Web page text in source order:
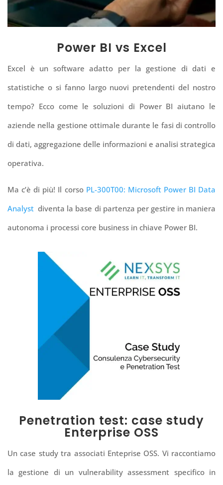
Power BI vs Excel
Excel è un software adatto per la gestione di dati e
statistiche o si fanno largo nuovi pretendenti del nostro
tempo? Ecco come le soluzioni di Power BI aiutano le
aziende nella gestione ottimale durante le fasi di controllo
di dati, aggregazione delle informazioni e analisi strategica
operativa.
Ma c’è di più! Il corso PL-300T00: Microsoft Power BI Data
Analyst diventa la base di partenza per gestire in maniera
autonoma i processi core business in chiave Power BI.
Penetration test: case study
Enterprise OSS
Un case study tra associati Enteprise OSS. Vi raccontiamo
la gestione di un vulnerability assessment specifico in